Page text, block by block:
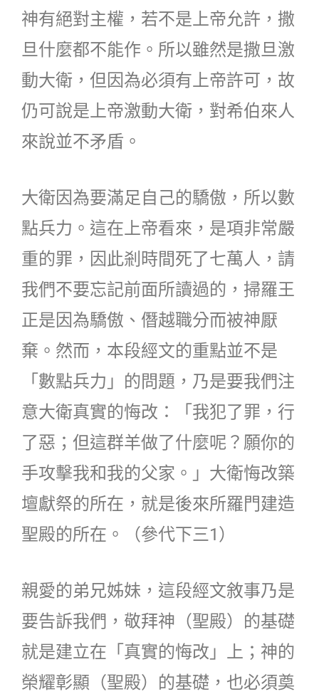
神有絕對主權，若不是上帝允許，撒
旦什麼都不能作。所以雖然是撒旦激
動大衛，但因為必須有上帝許可，故
仍可說是上帝激動大衛，對希伯來人
來說並不矛盾。
大衛因為要滿足自己的驕傲，所以數
點兵力。這在上帝看來，是項非常嚴
重的罪，因此剎時間死了七萬人，請
我們不要忘記前面所讀過的，掃羅王
正是因為驕傲、僭越職分而被神厭
棄。然而，本段經文的重點並不是
「數點兵力」的問題，乃是要我們注
意大衛真實的悔改：「我犯了罪，行
了惡；但這群羊做了什麼呢？願你的
手攻擊我和我的父家。」大衛悔改築
壇獻祭的所在，就是後來所羅門建造
聖殿的所在。（參代下三1）
親愛的弟兄姊妹，這段經文敘事乃是
要告訴我們，敬拜神（聖殿）的基礎
就是建立在「真實的悔改」上；神的
榮耀彰顯（聖殿）的基礎，也必須奠